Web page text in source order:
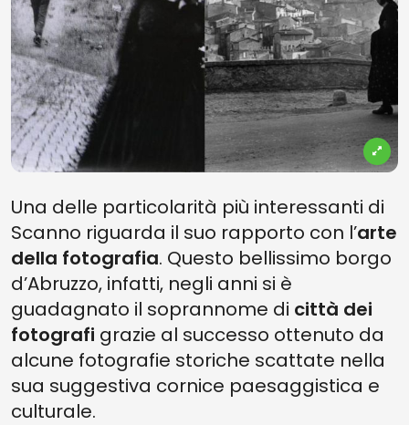
Una delle particolarità più interessanti di
Scanno riguarda il suo rapporto con l’arte
della fotografia. Questo bellissimo borgo
d’Abruzzo, infatti, negli anni si è
guadagnato il soprannome di città dei
fotografi grazie al successo ottenuto da
alcune fotografie storiche scattate nella
sua suggestiva cornice paesaggistica e
culturale.